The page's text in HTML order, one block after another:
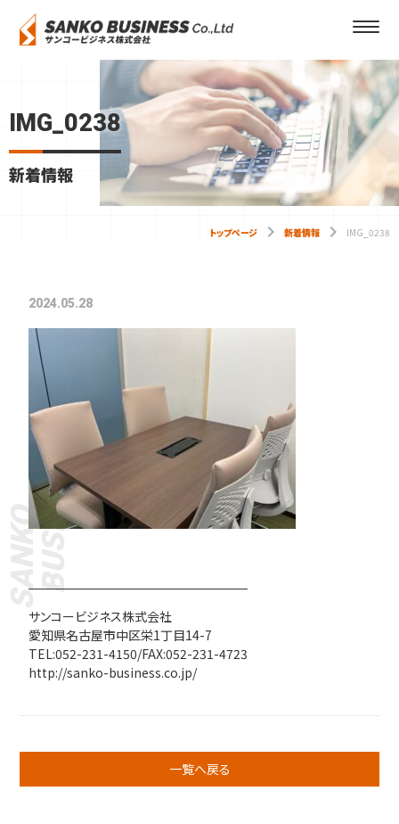
SANKOBUSINESS
IMG_0238
新着情報
トップページ keyboard_arrow_right 新着情報 keyboard_arrow_right IMG_0238
2024.05.28
サンコービジネス株式会社
愛知県名古屋市中区栄1丁目14-7
TEL:052-231-4150/FAX:052-231-4723
http://sanko-business.co.jp/
一覧へ戻る